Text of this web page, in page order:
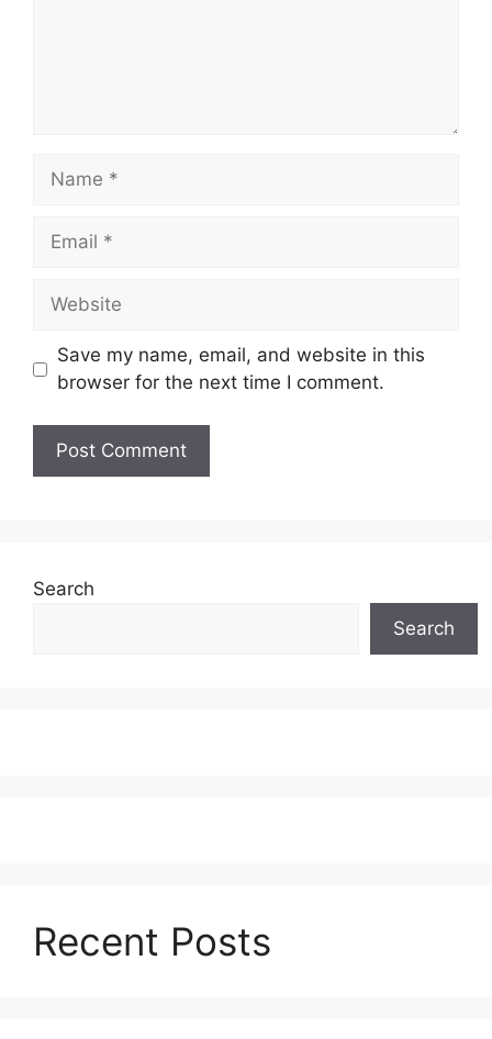
Name
Email
Website
Save my name, email, and website in this
browser for the next time I comment.
Search
Search
Recent Posts